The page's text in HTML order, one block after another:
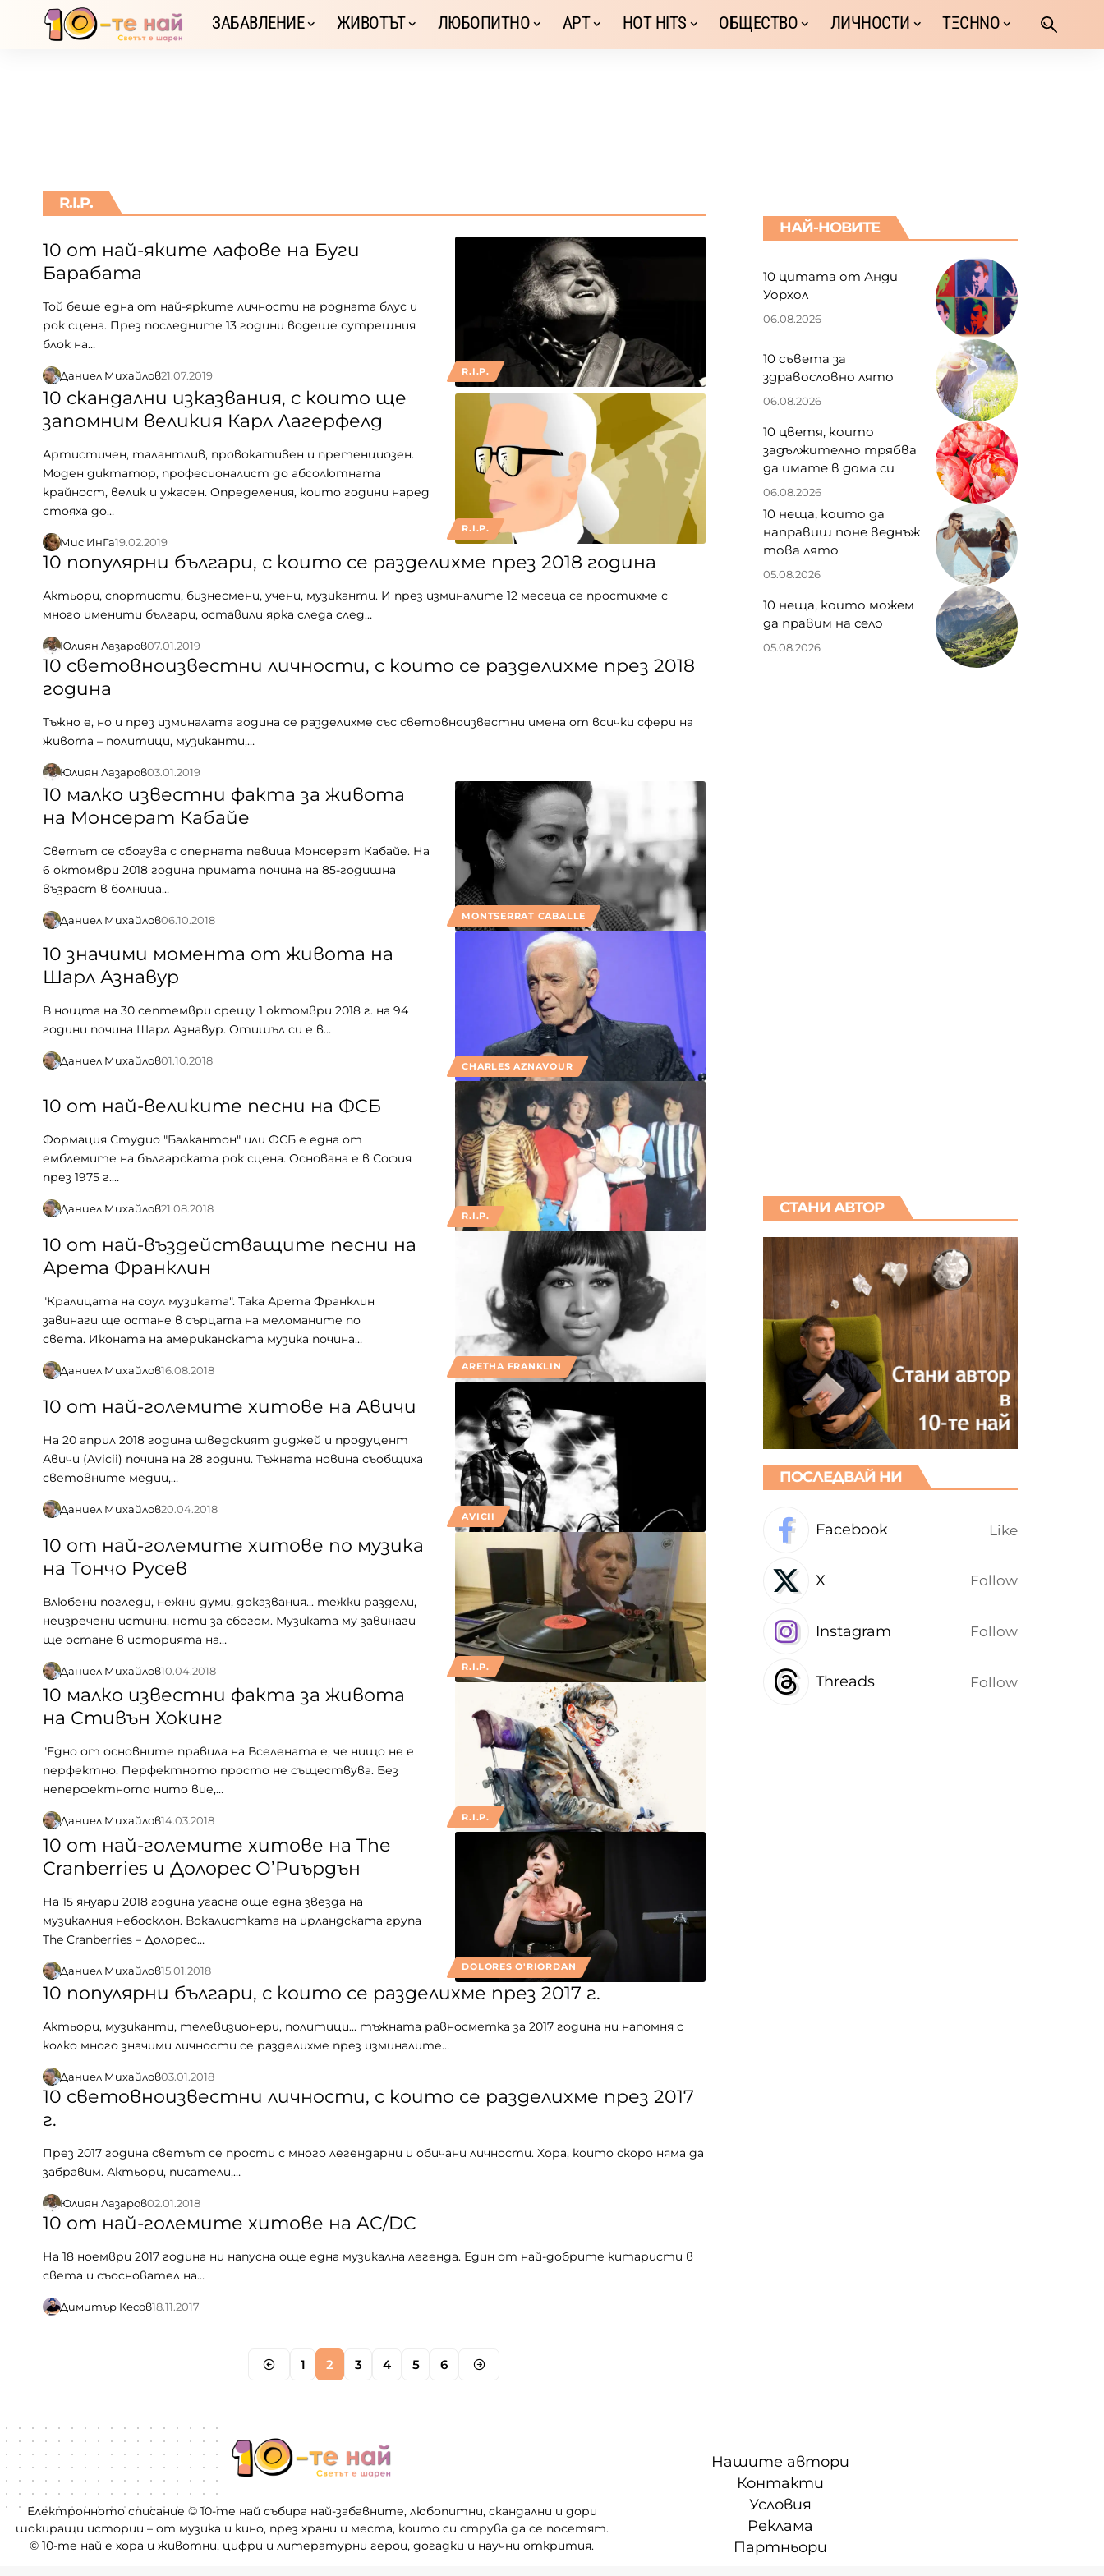
ЗАБАВЛЕНИЕ ЖИВОТЪТ ЛЮБОПИТНО АРТ HOT HITS ОБЩЕСТВО ЛИЧНОСТИ TΞCHNO
R.I.P.
R.I.P.
10 от най-яките лафове на Буги
Барабата
Той беше една от най-ярките личности на родната блус и
рок сцена. През последните 13 години водеше сутрешния
блок на…
Даниел Михайлов21.07.2019
R.I.P.
10 скандални изказвания, с които ще
запомним великия Карл Лагерфелд
Артистичен, талантлив, провокативен и претенциозен.
Моден диктатор, професионалист до абсолютната
крайност, велик и ужасен. Определения, които години наред
стояха до…
Мис ИнГа19.02.2019
10 популярни българи, с които се разделихме през 2018 година
Актьори, спортисти, бизнесмени, учени, музиканти. И през изминалите 12 месеца се простихме с
много именити българи, оставили ярка следа след…
Юлиян Лазаров07.01.2019
10 световноизвестни личности, с които се разделихме през 2018
година
Тъжно е, но и през изминалата година се разделихме със световноизвестни имена от всички сфери на
живота – политици, музиканти,…
Юлиян Лазаров03.01.2019
MONTSERRAT CABALLE
10 малко известни факта за живота
на Монсерат Кабайе
Светът се сбогува с оперната певица Монсерат Кабайе. На
6 октомври 2018 година примата почина на 85-годишна
възраст в болница…
Даниел Михайлов06.10.2018
CHARLES AZNAVOUR
10 значими момента от живота на
Шарл Азнавур
В нощта на 30 септември срещу 1 октомври 2018 г. на 94
години почина Шарл Азнавур. Отишъл си е в…
Даниел Михайлов01.10.2018
R.I.P.
10 от най-великите песни на ФСБ
Формация Студио "Балкантон" или ФСБ е една от
емблемите на българската рок сцена. Основана е в София
през 1975 г.…
Даниел Михайлов21.08.2018
ARETHA FRANKLIN
10 от най-въздействащите песни на
Арета Франклин
"Кралицата на соул музиката". Така Арета Франклин
завинаги ще остане в сърцата на меломаните по
света. Иконата на американската музика почина…
Даниел Михайлов16.08.2018
AVICII
10 от най-големите хитове на Авичи
На 20 април 2018 година шведският диджей и продуцент
Авичи (Avicii) почина на 28 години. Тъжната новина съобщиха
световните медии,…
Даниел Михайлов20.04.2018
R.I.P.
10 от най-големите хитове по музика
на Тончо Русев
Влюбени погледи, нежни думи, доказвания... тежки раздели,
неизречени истини, ноти за сбогом. Музиката му завинаги
ще остане в историята на…
Даниел Михайлов10.04.2018
R.I.P.
10 малко известни факта за живота
на Стивън Хокинг
"Едно от основните правила на Вселената е, че нищо не е
перфектно. Перфектното просто не съществува. Без
неперфектното нито вие,…
Даниел Михайлов14.03.2018
DOLORES O'RIORDAN
10 от най-големите хитове на The
Cranberries и Долорес О’Риърдън
На 15 януари 2018 година угасна още една звезда на
музикалния небосклон. Вокалистката на ирландската група
The Cranberries – Долорес…
Даниел Михайлов15.01.2018
10 популярни българи, с които се разделихме през 2017 г.
Актьори, музиканти, телевизионери, политици... тъжната равносметка за 2017 година ни напомня с
колко много значими личности се разделихме през изминалите…
Даниел Михайлов03.01.2018
10 световноизвестни личности, с които се разделихме през 2017
г.
През 2017 година светът се прости с много легендарни и обичани личности. Хора, които скоро няма да
забравим. Актьори, писатели,…
Юлиян Лазаров02.01.2018
10 от най-големите хитове на AC/DC
На 18 ноември 2017 година ни напусна още една музикална легенда. Един от най-добрите китаристи в
света и съосновател на…
Димитър Кесов18.11.2017
1 2 3 4 5 6
НАЙ-НОВИТЕ
10 цитата от Анди
Уорхол
06.08.2026
10 съвета за
здравословно лято
06.08.2026
10 цветя, които
задължително трябва
да имате в дома си
06.08.2026
10 неща, които да
направиш поне веднъж
това лято
05.08.2026
10 неща, които можем
да правим на село
05.08.2026
СТАНИ АВТОР
ПОСЛЕДВАЙ НИ
Facebook Like
X Follow
Instagram Follow
Threads Follow
Електронното списание © 10-те най събира най-забавните, любопитни, скандални и дори
шокиращи истории – от музика и кино, през храни и места, които си струва да се посетят.
© 10-те най е хора и животни, цифри и литературни герои, догадки и научни открития.
Нашите автори
Контакти
Условия
Реклама
Партньори